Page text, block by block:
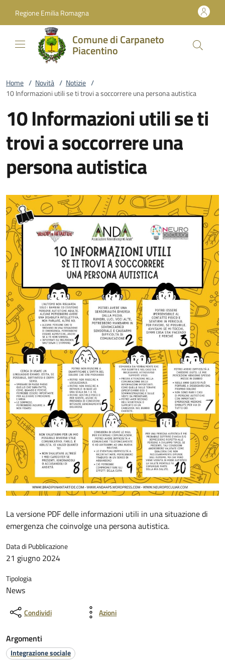
Regione Emilia Romagna
Comune di Carpaneto
Piacentino
Home / Novità / Notizie /
10 Informazioni utili se ti trovi a soccorrere una persona autistica
10 Informazioni utili se ti
trovi a soccorrere una
persona autistica
La versione PDF delle informazioni utili in una situazione di
emergenza che coinvolge una persona autistica.
Data di Pubblicazione
21 giugno 2024
Tipologia
News
Condividi Azioni
Argomenti
Integrazione sociale